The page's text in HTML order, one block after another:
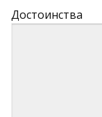
Достоинства